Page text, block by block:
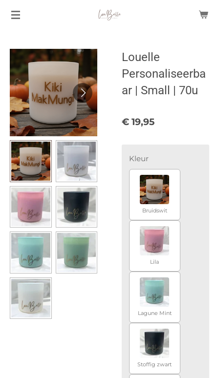
Ga
de
hoofdinhoud
Louelle
Personaliseerba
ar | Small | 70u
€ 19,95
Kleur
Bruidswit
Lila
Lagune Mint
Stoffig zwart